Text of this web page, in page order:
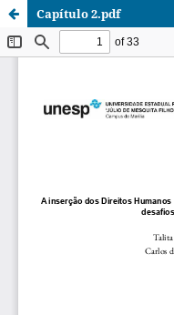
Capítulo 2.pdf